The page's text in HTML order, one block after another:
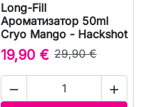
Long-Fill
Ароматизатор 50ml
Cryo Mango - Hackshot
19,90 € 29,90 €
 